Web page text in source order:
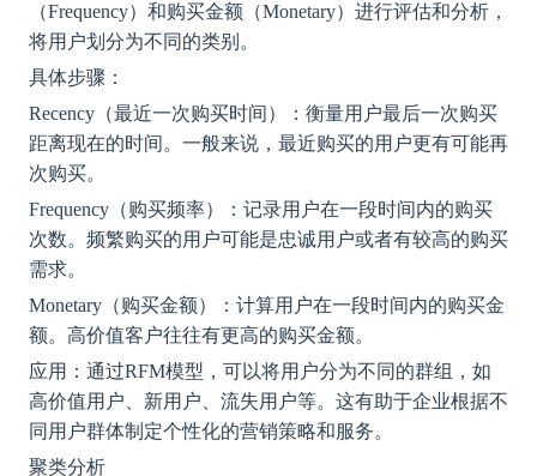
（Frequency）和购买金额（Monetary）进行评估和分析，
将用户划分为不同的类别。
具体步骤：
Recency（最近一次购买时间）：衡量用户最后一次购买
距离现在的时间。一般来说，最近购买的用户更有可能再
次购买。
Frequency（购买频率）：记录用户在一段时间内的购买
次数。频繁购买的用户可能是忠诚用户或者有较高的购买
需求。
Monetary（购买金额）：计算用户在一段时间内的购买金
额。高价值客户往往有更高的购买金额。
应用：通过RFM模型，可以将用户分为不同的群组，如
高价值用户、新用户、流失用户等。这有助于企业根据不
同用户群体制定个性化的营销策略和服务。
聚类分析